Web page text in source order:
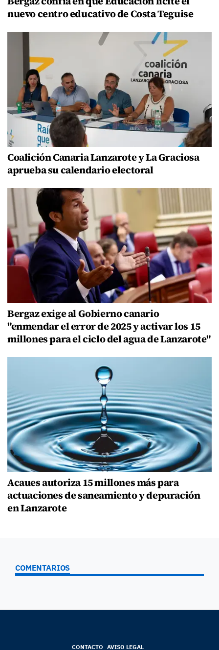
nuevo centro educativo de Costa Teguise
Coalición Canaria Lanzarote y La Graciosa
aprueba su calendario electoral
Bergaz exige al Gobierno canario
"enmendar el error de 2025 y activar los 15
millones para el ciclo del agua de Lanzarote"
Acaues autoriza 15 millones más para
actuaciones de saneamiento y depuración
en Lanzarote
COMENTARIOS
CONTACTO AVISO LEGAL